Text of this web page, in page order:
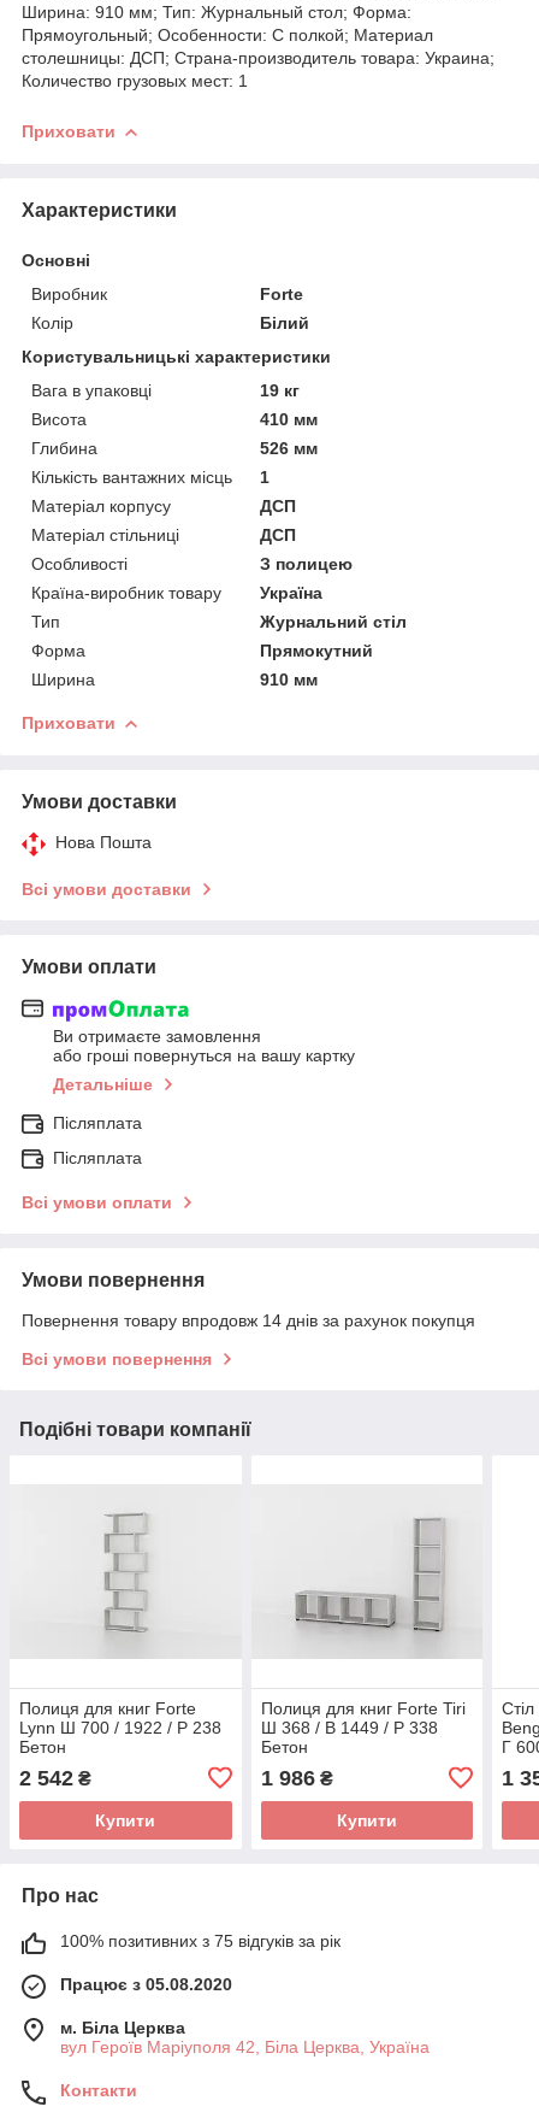
Ширина: 910 мм; Тип: Журнальный стол; Форма:
Прямоугольный; Особенности: С полкой; Материал
столешницы: ДСП; Страна-производитель товара: Украина;
Количество грузовых мест: 1
Приховати
Характеристики
Основні
Виробник
Forte
Колір
Білий
Користувальницькі характеристики
Вага в упаковці
19 кг
Висота
410 мм
Глибина
526 мм
Кількість вантажних місць
1
Матеріал корпусу
ДСП
Матеріал стільниці
ДСП
Особливості
З полицею
Країна-виробник товару
Україна
Тип
Журнальний стіл
Форма
Прямокутний
Ширина
910 мм
Приховати
Умови доставки
Нова Пошта
Всі умови доставки
Умови оплати
Ви отримаєте замовлення
або гроші повернуться на вашу картку
Детальніше
Післяплата
Післяплата
Всі умови оплати
Умови повернення
Повернення товару впродовж 14 днів за рахунок покупця
Всі умови повернення
Подібні товари компанії
Полиця для книг Forte
Lynn Ш 700 / 1922 / Р 238
Бетон
2 542 ₴
Купити
Полиця для книг Forte Tiri
Ш 368 / В 1449 / Р 338
Бетон
1 986₴
Купити
Г
1
Про нас
100% позитивних з 75 відгуків за рік
Працює з 05.08.2020
м. Біла Церква
вул Героїв Маріуполя 42, Біла Церква, Україна
Контакти